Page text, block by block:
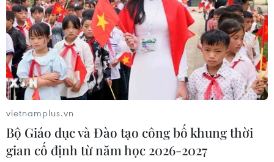
vietnamplus.vn
Bộ Giáo dục và Đào tạo công bố khung thời
gian cố định từ năm học 2026-2027